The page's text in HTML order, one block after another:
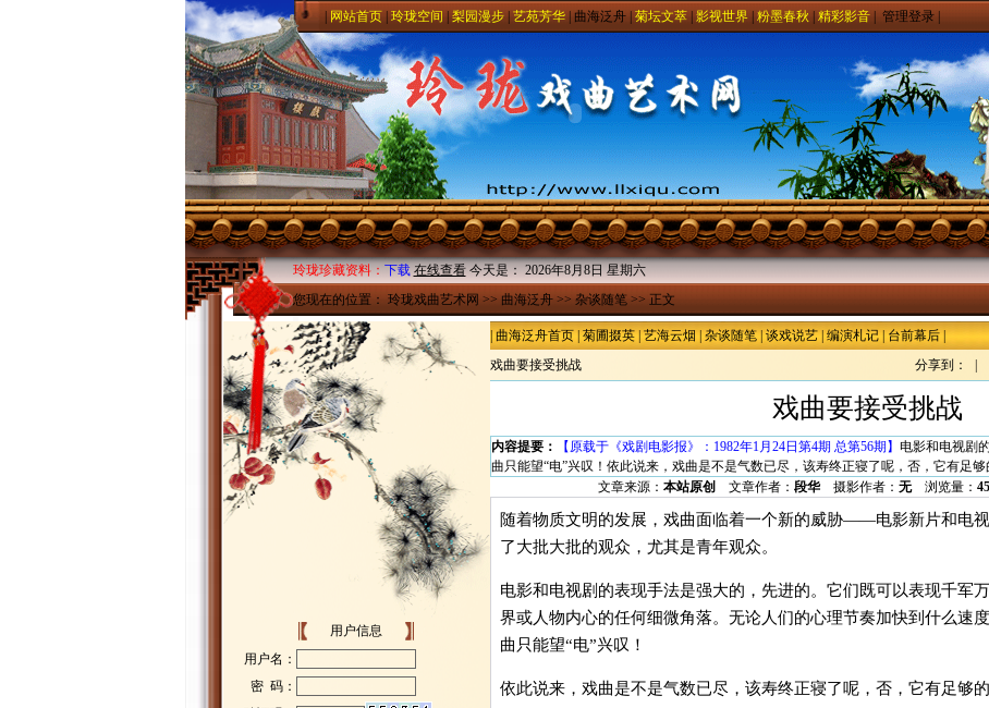
网站首页| 玲珑空间 梨园漫步| 艺苑芳华| 曲海泛舟| 菊坛文萃| 影视世界| 粉墨春秋 精彩影音| 管理登录|
玲珑珍藏资料：下载 在线查看今天是：2026年8月8日 星期六
您现在的位置：玲珑戏曲艺术网>>曲海泛舟>>杂谈随笔>> 正文
用户信息
曲海泛舟首页 菊圃掇英 艺海云烟 杂谈随笔 谈戏说艺 编演札记 台前幕后
戏曲要接受挑战
分享到：
戏曲要接受挑战
内容提要： 【原载于《戏剧电影报》：1982年1月24日第4期 总第56期】 电影和电视剧
曲只能望“电”兴叹！依此说来，戏曲是不是气数已尽，该寿终正寝了呢，否，它有足够
文章来源： 本站原创 文章作者： 段华摄影作者： 无浏览量：
随着物质文明的发展，戏曲面临着一个新的威胁——电影新片和电
了大批大批的观众，尤其是青年观众。
电影和电视剧的表现手法是强大的，先进的。它们既可以表现千军
界或人物内心的任何细微角落。无论人们的心理节奏加快到什么速
曲只能望“电”兴叹！
依此说来，戏曲是不是气数已尽，该寿终正寝了呢，否，它有足够